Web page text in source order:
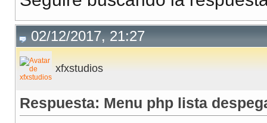
02/12/2017, 21:27
xfxstudios
Respuesta: Menu php lista